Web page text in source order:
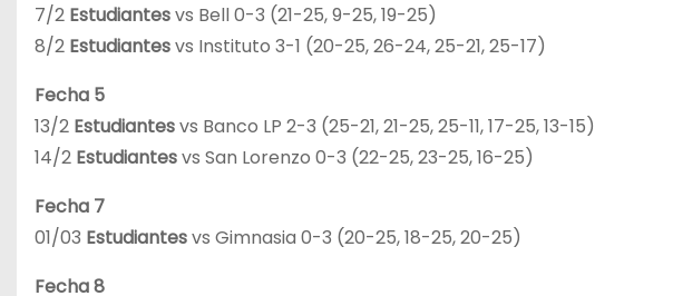
7/2 Estudiantesvs Bell 0-3 (21-25, 9-25, 19-25)
8/2 Estudiantesvs Instituto 3-1 (20-25, 26-24, 25-21, 25-17)
Fecha 5
13/2 Estudiantesvs Banco LP 2-3 (25-21, 21-25, 25-11, 17-25, 13-15)
14/2 Estudiantesvs San Lorenzo 0-3 (22-25, 23-25, 16-25)
Fecha 7
01/03 Estudiantesvs Gimnasia 0-3 (20-25, 18-25, 20-25)
Fecha 8